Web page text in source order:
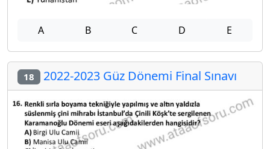
A B C D E
18 2022-2023 Güz Dönemi Final Sınavı